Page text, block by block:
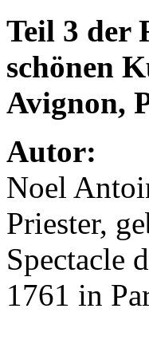
Teil 3 der
schönen
Avignon,
Autor:
Noel
Priester,
Spectacle
1761 in